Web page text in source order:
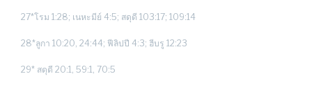
27*โรม 1:28; เนหะมีย์ 4:5; สดุดี 103:17; 109:14
28*ลูกา 10:20, 24:44; ฟีลิปปี 4:3; ฮีบรู 12:23
29* สดุดี 20:1, 59:1, 70:5